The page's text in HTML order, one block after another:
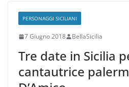
PERSONAGGI SICILIANI
7 Giugno 2018 BellaSicilia
Tre date in Sicilia
cantautrice